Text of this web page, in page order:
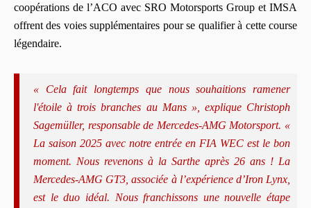
coopérations de l’ACO avec SRO Motorsports Group et IMSA
offrent des voies supplémentaires pour se qualifier à cette course
légendaire.
« Cela fait longtemps que nous souhaitions ramener
l'étoile à trois branches au Mans », explique Christoph
Sagemüller, responsable de Mercedes-AMG Motorsport. «
La saison 2025 avec notre entrée en FIA WEC est le bon
moment. Nous revenons à la Sarthe après 26 ans ! La
Mercedes-AMG GT3, associée à l’expérience d’Iron Lynx,
est le duo idéal. Nous franchissons une nouvelle étape